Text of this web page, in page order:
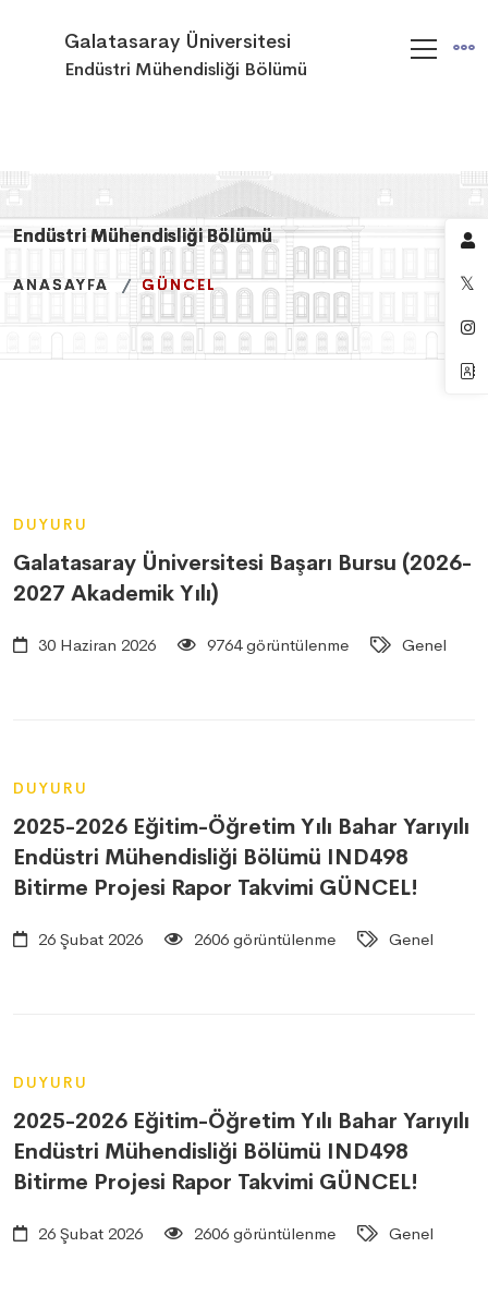
Galatasaray Üniversitesi
Endüstri Mühendisliği Bölümü
Endüstri Mühendisliği Bölümü
ANASAYFA GÜNCEL
Endüstri Mühendisliği Bölümü
ANASAYFA GÜNCEL
Endüstri Mühendisliği Bölümü
ANASAYFA GÜNCEL
DUYURU
Galatasaray Üniversitesi Başarı Bursu (2026-
2027 Akademik Yılı)
30 Haziran 2026 9764 görüntülenme Genel
DUYURU
2025-2026 Eğitim-Öğretim Yılı Bahar Yarıyılı
Endüstri Mühendisliği Bölümü IND498
Bitirme Projesi Rapor Takvimi GÜNCEL!
26 Şubat 2026 2606 görüntülenme Genel
DUYURU
2025-2026 Eğitim-Öğretim Yılı Bahar Yarıyılı
Endüstri Mühendisliği Bölümü IND498
Bitirme Projesi Rapor Takvimi GÜNCEL!
26 Şubat 2026 2606 görüntülenme Genel